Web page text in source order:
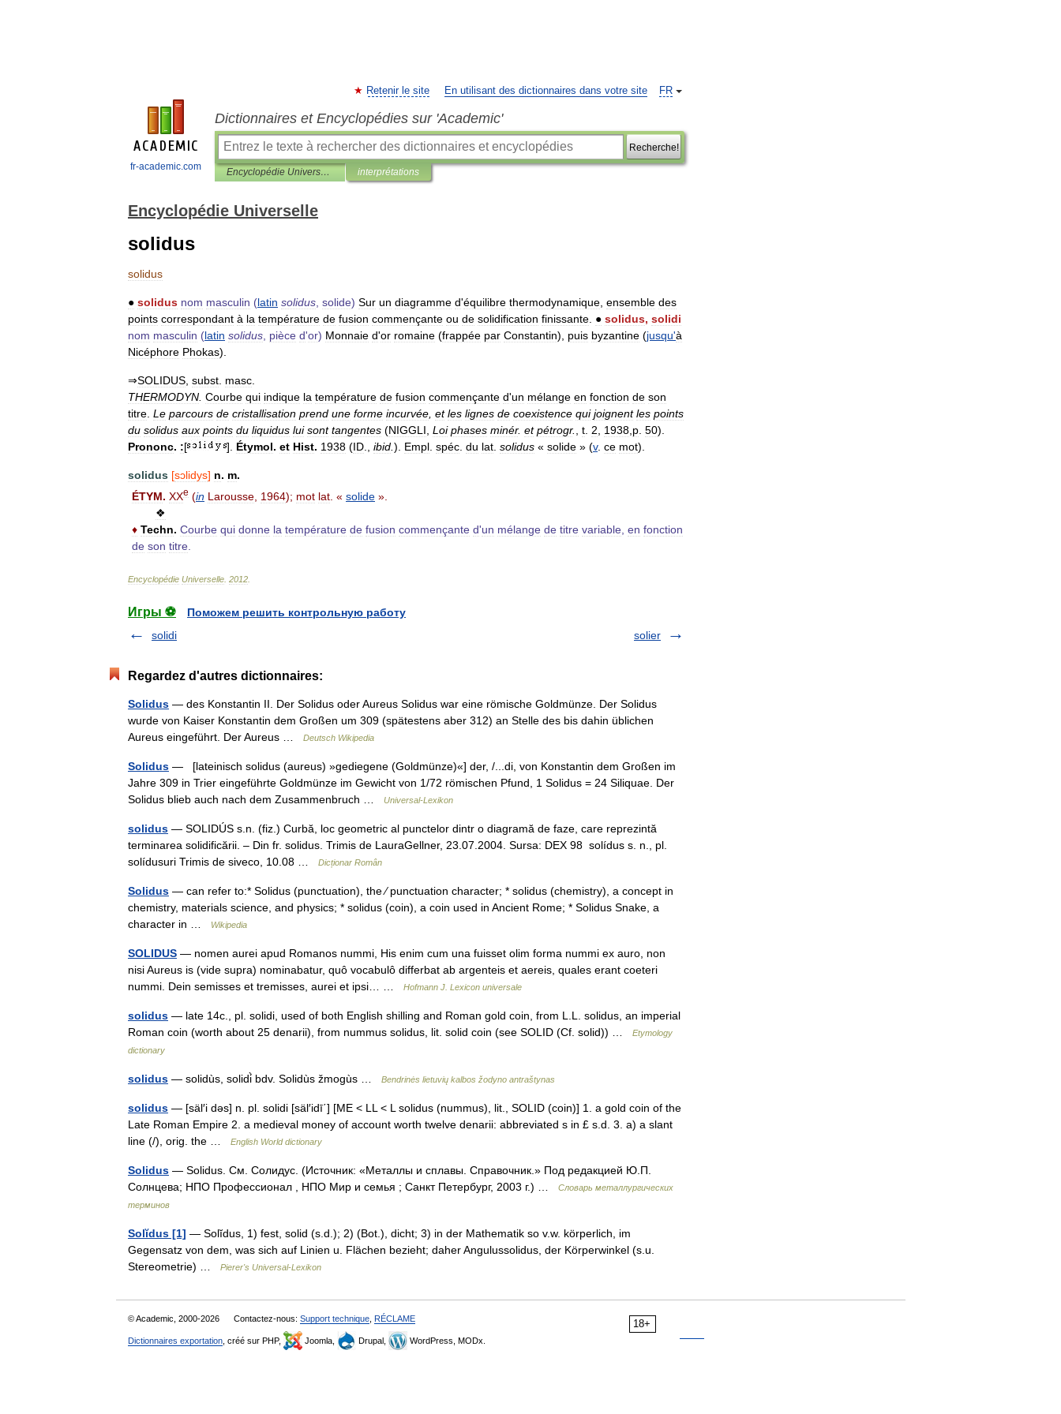
fr-academic.com
FR
Retenir le site En utilisant des dictionnaires dans votre site
Dictionnaires et Encyclopédies sur 'Academic'
Recherche!
Encyclopédie Universelle interprétations
Encyclopédie Universelle
solidus
solidus
● solidus nom masculin (latin solidus solide) Sur un diagramme d'équilibre thermodynamique ensemble des
points correspondant à la température de fusion commençante ou de solidification finissante ● solidus, solidi
nom masculin (latin solidus pièce d'or) Monnaie d'or romaine (frappée par Constantin), puis byzantine (jusqu'à
Nicéphore Phokas).
⇒SOLIDUS subst masc
THERMODYN Courbe qui indique la température de fusion commençante d'un mélange en fonction de son
titre Le parcours de cristallisation prend une forme incurvée et les lignes de coexistence qui joignent les points
du solidus aux points du liquidus lui sont tangentes (NIGGLI Loi phases minér. et pétrogr. t 2 1938 p 50).
Prononc. :[ ]. Étymol. et Hist. 1938 (ID ibid ). Empl spéc du lat solidus « solide » (v. ce mot).
solidus [sɔlidys] n. m.
ÉTYM. XXe (in Larousse 1964); mot lat . « solide ».
❖
♦ Techn. Courbe qui donne la température de fusion commençante d'un mélange de titre variable en fonction
de son titre
Encyclopédie Universelle 2012
Игры ⚽
Поможем решить контрольную работу
solidi
solier
Regardez d'autres dictionnaires:
Solidus — des Konstantin II. Der Solidus oder Aureus Solidus war eine römische Goldmünze. Der Solidus
wurde von Kaiser Konstantin dem Großen um 309 (spätestens aber 312) an Stelle des bis dahin üblichen
Aureus eingeführt. Der Aureus …
Deutsch Wikipedia
Solidus — [lateinisch solidus (aureus) »gediegene (Goldmünze)«] der, /...di, von Konstantin dem Großen im
Jahre 309 in Trier eingeführte Goldmünze im Gewicht von 1/72 römischen Pfund, 1 Solidus = 24 Siliquae. Der
Solidus blieb auch nach dem Zusammenbruch …
Universal-Lexikon
solidus — SOLIDÚS s.n. (fiz.) Curbă, loc geometric al punctelor dintr o diagramă de faze, care reprezintă
terminarea solidificării. – Din fr. solidus. Trimis de LauraGellner, 23.07.2004. Sursa: DEX 98 solídus s. n., pl.
solídusuri Trimis de siveco, 10.08 …
Dicționar Român
Solidus — can refer to:* Solidus (punctuation), the ⁄ punctuation character; * solidus (chemistry), a concept in
chemistry, materials science, and physics; * solidus (coin), a coin used in Ancient Rome; * Solidus Snake, a
character in …
Wikipedia
SOLIDUS — nomen aurei apud Romanos nummi, His enim cum una fuisset olim forma nummi ex auro, non
nisi Aureus is (vide supra) nominabatur, quô vocabulô differbat ab argenteis et aereis, quales erant coeteri
nummi. Dein semisses et tremisses, aurei et ipsi… …
Hofmann J. Lexicon universale
solidus — late 14c., pl. solidi, used of both English shilling and Roman gold coin, from L.L. solidus, an imperial
Roman coin (worth about 25 denarii), from nummus solidus, lit. solid coin (see SOLID (Cf. solid)) …
Etymology
dictionary
solidus — solidùs, solidi̇̀ bdv. Solidùs žmogùs … Bendrinės lietuvių kalbos žodyno antraštynas
solidus — [säl′i dəs] n. pl. solidi [säl′idī΄] [ME < LL < L solidus (nummus), lit., SOLID (coin)] 1. a gold coin of the
Late Roman Empire 2. a medieval money of account worth twelve denarii: abbreviated s in £ s.d. 3. a) a slant
line (/), orig. the …
English World dictionary
Solidus — Solidus. См. Солидус. (Источник: «Металлы и сплавы. Справочник.» Под редакцией Ю.П.
Солнцева; НПО Профессионал , НПО Мир и семья ; Санкт Петербург, 2003 г.) …
Словарь металлургических
терминов
Solĭdus [1] — Solĭdus, 1) fest, solid (s.d.); 2) (Bot.), dicht; 3) in der Mathematik so v.w. körperlich, im
Gegensatz von dem, was sich auf Linien u. Flächen bezieht; daher Angulussolidus, der Körperwinkel (s.u.
Stereometrie) …
Pierer's Universal-Lexikon
18+
© Academic, 2000-2026 Contactez-nous: Support technique RÉCLAME
Dictionnaires exportation , créé sur PHP, Joomla, Drupal, WordPress, MODx.